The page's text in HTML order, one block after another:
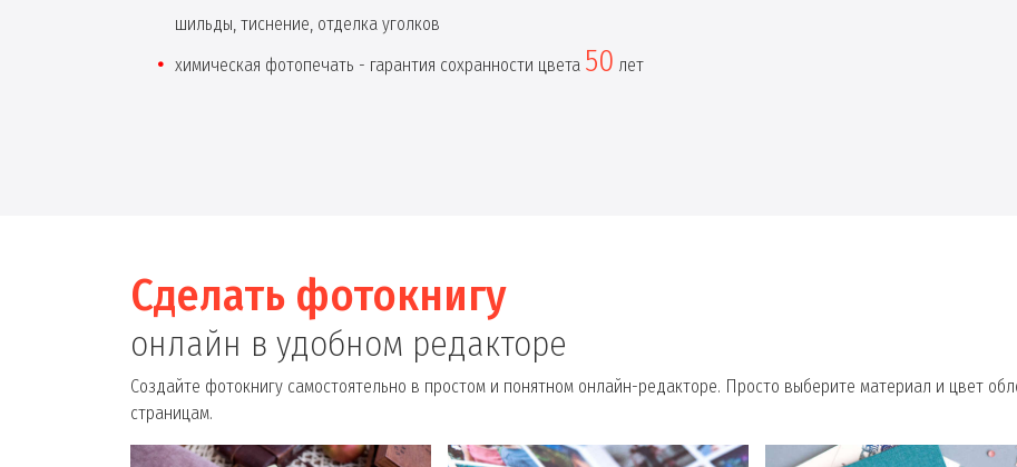
шильды, тиснение, отделка уголков
химическая фотопечать - гарантия сохранности цвета 50 лет
Сделать фотокнигу
онлайн в удобном редакторе
Создайте фотокнигу самостоятельно в простом и понятном онлайн-редакторе. Просто выберите материал и цвет
страницам.